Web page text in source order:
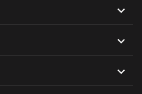


